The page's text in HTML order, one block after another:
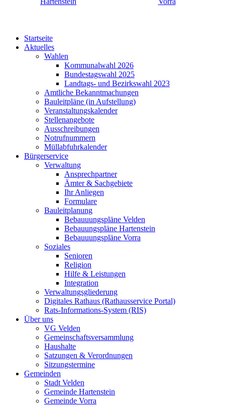
Startseite
Aktuelles
Wahlen
Kommunalwahl 2026
Bundestagswahl 2025
Landtags- und Bezirkswahl 2023
Amtliche Bekanntmachungen
Bauleitpläne (in Aufstellung)
Veranstaltungskalender
Stellenangebote
Ausschreibungen
Notrufnummern
Müllabfuhrkalender
Bürgerservice
Verwaltung
Ansprechpartner
Ämter & Sachgebiete
Ihr Anliegen
Formulare
Bauleitplanung
Bebauuungspläne Velden
Bebauungspläne Hartenstein
Bebauuungspläne Vorra
Soziales
Senioren
Religion
Hilfe & Leistungen
Integration
Verwaltungsgliederung
Digitales Rathaus (Rathausservice Portal)
Rats-Informations-System (RIS)
Über uns
VG Velden
Gemeinschaftsversammlung
Haushalte
Satzungen & Verordnungen
Sitzungstermine
Gemeinden
Stadt Velden
Gemeinde Hartenstein
Gemeinde Vorra